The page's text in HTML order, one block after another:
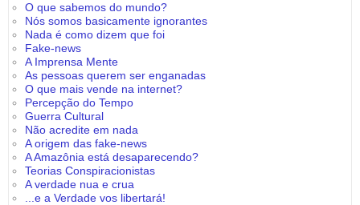
O que sabemos do mundo?
Nós somos basicamente ignorantes
Nada é como dizem que foi
Fake-news
A Imprensa Mente
As pessoas querem ser enganadas
O que mais vende na internet?
Percepção do Tempo
Guerra Cultural
Não acredite em nada
A origem das fake-news
A Amazônia está desaparecendo?
Teorias Conspiracionistas
A verdade nua e crua
...e a Verdade vos libertará!